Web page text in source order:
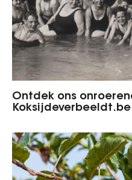
Ontdek ons